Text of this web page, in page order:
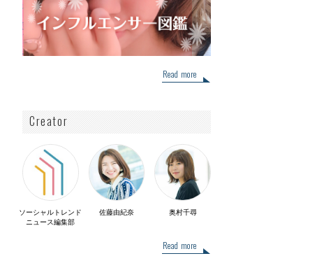
Read more
Creator
ソーシャルトレンド
ニュース編集部
佐藤由紀奈 奥村千尋
Read more